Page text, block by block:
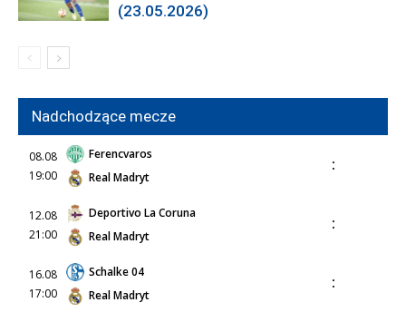
(23.05.2026)
Nadchodzące mecze
08.08
19:00
Ferencvaros
Real Madryt
:
12.08
21:00
Deportivo La Coruna
Real Madryt
:
16.08
17:00
Schalke 04
Real Madryt
: